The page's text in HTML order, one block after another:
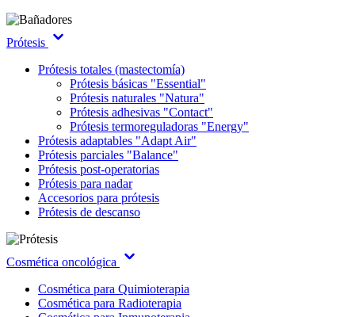
Prótesis
Prótesis totales (mastectomía)
Prótesis básicas "Essential"
Prótesis naturales "Natura"
Prótesis adhesivas "Contact"
Prótesis termoreguladoras "Energy"
Prótesis adaptables "Adapt Air"
Prótesis parciales "Balance"
Prótesis post-operatorias
Prótesis para nadar
Accesorios para prótesis
Prótesis de descanso
Cosmética oncológica
Cosmética para Quimioterapia
Cosmética para Radioterapia